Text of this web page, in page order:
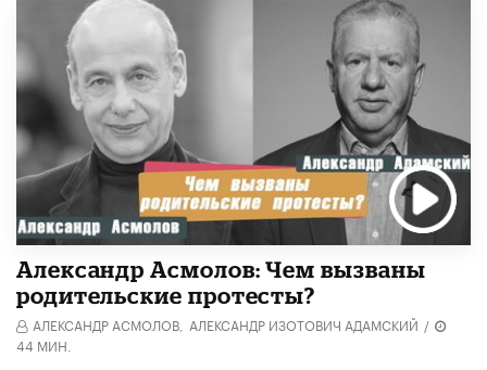
Александр Асмолов: Чем вызваны
родительские протесты?
АЛЕКСАНДР АСМОЛОВ, АЛЕКСАНДР ИЗОТОВИЧ АДАМСКИЙ /
44 МИН.